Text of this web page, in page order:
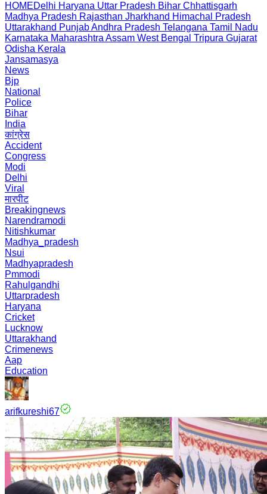
HOMEDelhi Haryana Uttar Pradesh Bihar Chhattisgarh
Madhya Pradesh Rajasthan Jharkhand Himachal Pradesh
Uttarakhand PunjabAndhra Pradesh Telangana Tamil Nadu
Karnataka Maharashtra Assam West Bengal Tripura Gujarat
Odisha Kerala
Jansamasya
News
Bjp
National
Police
Bihar
India
कांग्रेस
Accident
Congress
Modi
Delhi
Viral
मारपीट
Breakingnews
Narendramodi
Nitishkumar
Madhya_pradesh
Nsui
Madhyapradesh
Pmmodi
Rahulgandhi
Uttarpradesh
Haryana
Cricket
Lucknow
Uttarakhand
Crimenews
Aap
Education
arifkureshi67